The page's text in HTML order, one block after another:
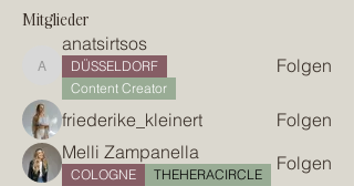
Mitglieder
anatsirtsos
anatsirtsos
DÜSSELDORF
Content Creator
Folgen
friederike_kleinert
Folgen
Melli Zampanella
COLOGNE THEHERACIRCLE
Folgen